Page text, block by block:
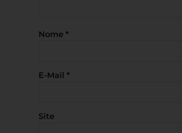
Nome *
E-Mail *
Site